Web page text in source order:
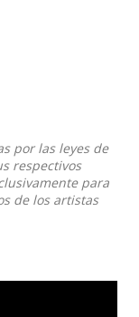
por las leyes de
respectivos
para
de los artistas